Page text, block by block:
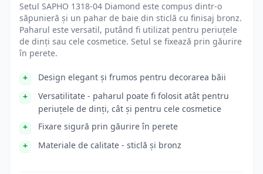
Setul SAPHO 1318-04 Diamond este compus dintr-o
săpunieră și un pahar de baie din sticlă cu finisaj bronz.
Paharul este versatil, putând fi utilizat pentru periuțele
de dinți sau cele cosmetice. Setul se fixează prin găurire
în perete.
Design elegant și frumos pentru decorarea băii
Versatilitate - paharul poate fi folosit atât pentru
periuțele de dinți, cât și pentru cele cosmetice
Fixare sigură prin găurire în perete
Materiale de calitate - sticlă și bronz